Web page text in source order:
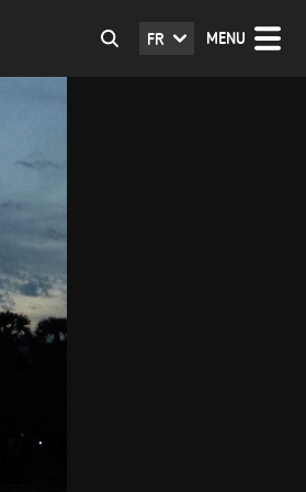
MENU
FR